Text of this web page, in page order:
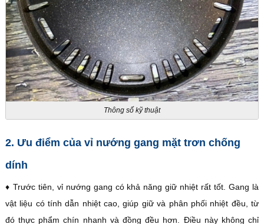
Thông số kỹ thuật
2. Ưu điểm của vỉ nướng gang mặt trơn chống
dính
♦ Trước tiên, vỉ nướng gang có khả năng giữ nhiệt rất tốt. Gang là
vật liệu có tính dẫn nhiệt cao, giúp giữ và phân phối nhiệt đều, từ
đó thực phẩm chín nhanh và đồng đều hơn. Điều này không chỉ